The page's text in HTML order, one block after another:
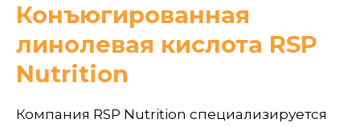
Конъюгированная
линолевая кислота RSP
Nutrition
Компания RSP Nutrition специализируется